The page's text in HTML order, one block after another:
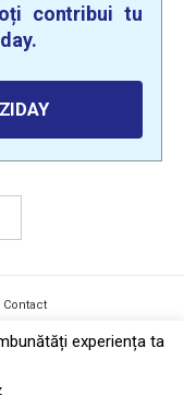
contribui tu
Contact
experiența ta